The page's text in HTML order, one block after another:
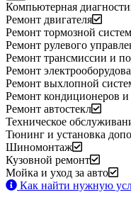
Компьютерная
Ремонт двигателя
Ремонт тормозной
Ремонт рулевого
Ремонт трансмиссии и
Ремонт
Ремонт выхлопной
Ремонт кондиционеров и
Ремонт автостекл
Техническое
Тюнинг и установка
Шиномонтаж
Кузовной ремонт
Мойка и уход за авто
Как найти нужную